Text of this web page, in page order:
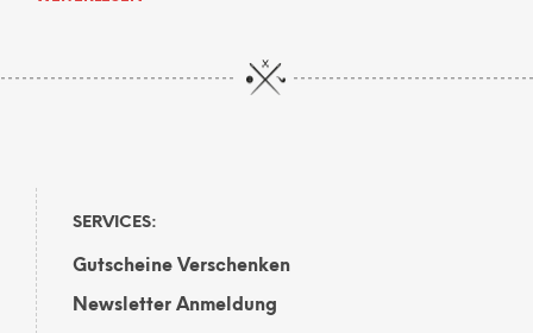
SERVICES:
Gutscheine Verschenken
Newsletter Anmeldung